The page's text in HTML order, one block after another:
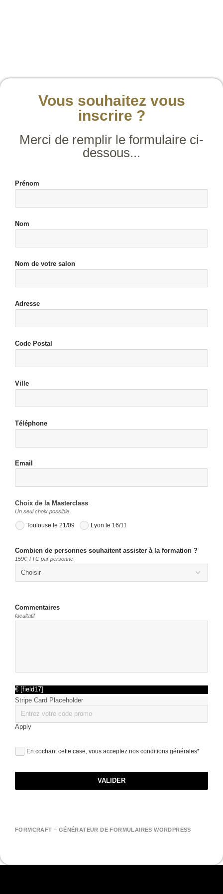
Vous souhaitez vous
inscrire ?
Merci de remplir le formulaire ci-
dessous...
Prénom
Nom
Nom de votre salon
Adresse
Code Postal
Ville
Téléphone
Email
Choix de la Masterclass
Un seul choix possible
Toulouse le 21/09 Lyon le 16/11
Combien de personnes souhaitent assister à la formation ?
159€ TTC par personne
Commentaires
facultatif
€ [field17]
Stripe Card Placeholder
Apply
En cochant cette case, vous acceptez nos conditions générales*
VALIDER
FORMCRAFT – GÉNÉRATEUR DE FORMULAIRES WORDPRESS